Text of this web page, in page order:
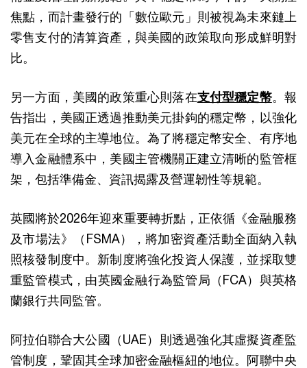
焦點，而計畫發行的「數位歐元」則被視為未來鏈上
零售支付的清算資產，與美國的政策取向形成鮮明對
比。
另一方面，美國的政策重心則落在支付型穩定幣。報
告指出，美國正透過推動美元掛鉤的穩定幣，以強化
美元在全球的主導地位。為了將穩定幣安全、有序地
導入金融體系中，美國主管機關正建立清晰的監管框
架，包括準備金、資訊揭露及營運韌性等規範。
英國將於2026年迎來重要轉折點，正依循《金融服務
及市場法》（FSMA），將加密資產活動全面納入執
照核發制度中。新制度將強化投資人保護，並採取雙
重監管模式，由英國金融行為監管局（FCA）與英格
蘭銀行共同監管。
阿拉伯聯合大公國（UAE）則透過強化其虛擬資產監
管制度，鞏固其全球加密金融樞紐的地位。阿聯中央